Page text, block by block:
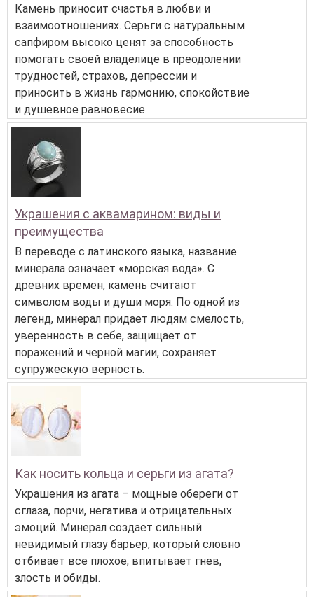
Камень приносит счастья в любви и
взаимоотношениях. Серьги с натуральным
сапфиром высоко ценят за способность
помогать своей владелице в преодолении
трудностей, страхов, депрессии и
приносить в жизнь гармонию, спокойствие
и душевное равновесие.
Украшения с аквамарином: виды и
преимущества
В переводе с латинского языка, название
минерала означает «морская вода». С
древних времен, камень считают
символом воды и души моря. По одной из
легенд, минерал придает людям смелость,
уверенность в себе, защищает от
поражений и черной магии, сохраняет
супружескую верность.
Как носить кольца и серьги из агата?
Украшения из агата – мощные обереги от
сглаза, порчи, негатива и отрицательных
эмоций. Минерал создает сильный
невидимый глазу барьер, который словно
отбивает все плохое, впитывает гнев,
злость и обиды.